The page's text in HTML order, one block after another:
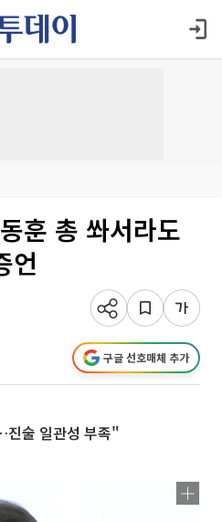
훈 총 쏴서라도
언
구글 선호매체 추가
술 일관성 부족"